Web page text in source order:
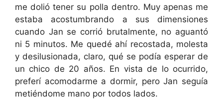
me dolió tener su polla dentro. Muy apenas me
estaba acostumbrando a sus dimensiones
cuando Jan se corrió brutalmente, no aguantó
ni 5 minutos. Me quedé ahí recostada, molesta
y desilusionada, claro, qué se podía esperar de
un chico de 20 años. En vista de lo ocurrido,
preferí acomodarme a dormir, pero Jan seguía
metiéndome mano por todos lados.